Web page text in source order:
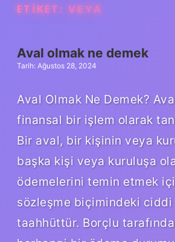
ETIKET: VEYA
Aval olmak ne demek
Tarih: Ağustos 28, 2024
Aval Olmak Ne Demek?
finansal bir işlem olarak
Bir aval, bir kişinin veya
başka kişi veya kuruluşa
ödemelerini temin etmek
sözleşme biçimindeki
taahhüttür. Borçlu